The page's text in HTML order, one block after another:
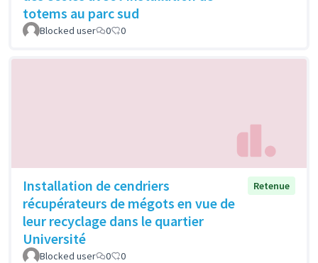
totems au parc sud
Blocked user 0 0
Installation de cendriers
récupérateurs de mégots en vue de
leur recyclage dans le quartier
Université
Retenue
Blocked user 0 0